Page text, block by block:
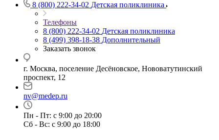
8 (800) 222-34-02 Детская поликлиника
Телефоны
8 (800) 222-34-02 Детская поликлиника
8 (499) 398-18-38 Дополнительный
Заказать звонок
г. Москва, поселение Десёновское, Нововатутинский
проспект, 12
nv@medep.ru
Пн - Пт: с 9:00 до 20:00
Сб - Вс: с 9:00 до 18:00